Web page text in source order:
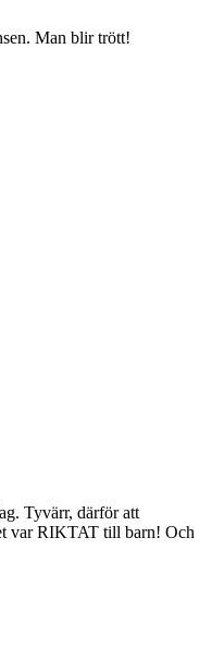
Man blir trött!
Tyvärr, därför att
var RIKTAT till barn! Och